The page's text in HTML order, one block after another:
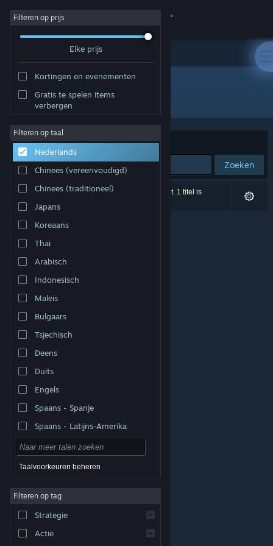
Inloggen
Community
Over
Ondersteuning
Taal wijzigen
Download de mobiele Steam-app
Desktopwebsite weergeven
© Valve Corporation. Alle rechten voorbehouden. Alle
handelsmerken zijn eigendom van hun respectieve
Privacybeleid|Juridische informatie
Toegankelijkheid
|
Terugbetalingen
Filteren op prijs
Elke prijs
Kortingen en evenementen
Gratis te spelen items
verbergen
Filteren op taal
Nederlands
Chinees (vereenvoudigd)
Chinees (traditioneel)
Japans
Koreaans
Thai
Arabisch
Indonesisch
Maleis
Bulgaars
Tsjechisch
Deens
Duits
Engels
Spaans - Spanje
Spaans - Latijns-Amerika
Taalvoorkeuren beheren
Filteren op tag
Strategie
Actie
Ontwikkelaar: Lafterburn Studios
Sorteren op Relevantie
Zoeken
0 resultaten komen overeen met je zoekopdracht. 1 titel is
uitgesloten op basis van je voorkeuren.